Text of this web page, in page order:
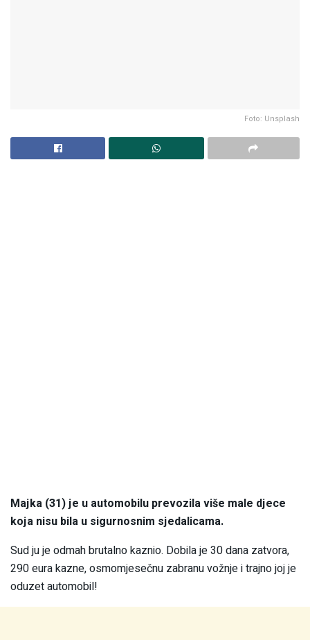
Foto: Unsplash
Majka (31) je u automobilu prevozila više male djece
koja nisu bila u sigurnosnim sjedalicama.
Sud ju je odmah brutalno kaznio. Dobila je 30 dana zatvora,
290 eura kazne, osmomjesečnu zabranu vožnje i trajno joj je
oduzet automobil!